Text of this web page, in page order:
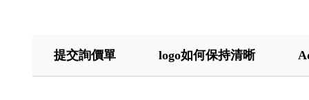
提交詢價單 logo如何保持清晰